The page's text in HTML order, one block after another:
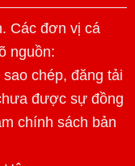
Các đơn vị cá
nguồn:
chép, đăng tải
được sự đồng
chính sách bản